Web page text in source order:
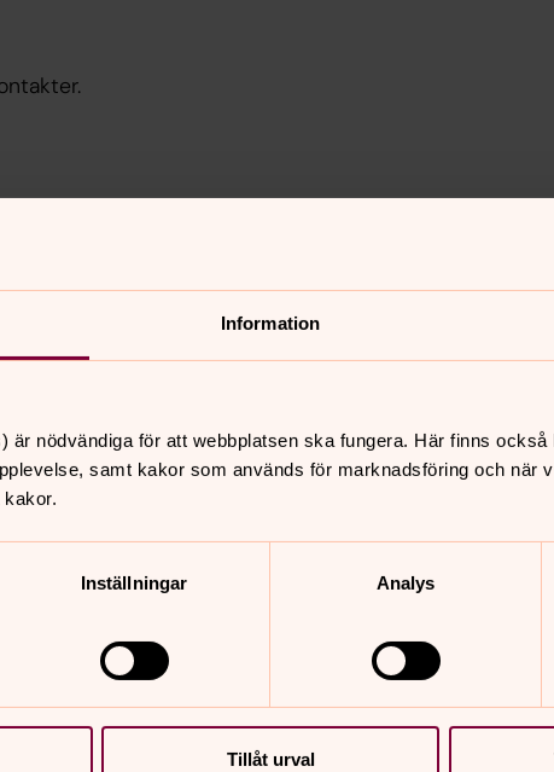
Information
är nödvändiga för att webbplatsen ska fungera. Här finns
samt kakor som används för marknadsföring och när
Inställningar Analys
Tillåt urval
Öppna
Församlingshemmet i
Öppna